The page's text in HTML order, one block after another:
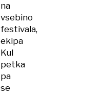
na
vsebino
festivala,
ekipa
Kul
petka
pa
se